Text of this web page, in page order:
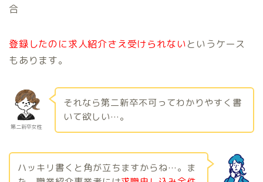
合
登録したのに求人紹介さえ受けられないというケース
もあります。
第二新卒女性
それなら第二新卒不可ってわかりやすく書
いて欲しい…。
ハッキリ書くと角が立ちますからね…。ま